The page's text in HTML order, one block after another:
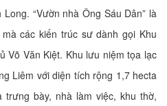
“Vườn nhà Ông Sáu Dân” là
các kiến trúc sư dành gọi Khu
Võ Văn Kiệt. Khu lưu niệm tọa lạc
Liêm với diện tích rộng 1,7 hecta
trưng bày, nhà làm việc, khu thờ,